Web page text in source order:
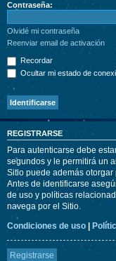
Contraseña:
Olvidé mi contraseña
Reenviar email de activación
Recordar
Ocultar mi estado de
REGISTRARSE
Para autenticarse debe
segundos y le permitirá un
Sitio puede además
Antes de identificarse
de uso y políticas
navega por el Sitio.
Condiciones de uso |
Registrarse